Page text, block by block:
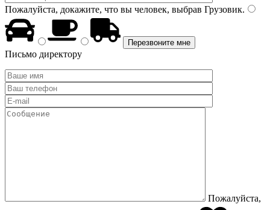
Пожалуйста, докажите, что вы человек, выбрав Грузовик.
Письмо директору
Пожалуйста,